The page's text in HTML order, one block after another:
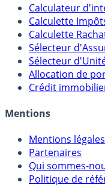
Calculateur
Calculette
Calculette
Sélecteur
Sélecteur
Allocation de
Crédit
Mentions
Mentions
Partenaires
Qui sommes-
Politique de